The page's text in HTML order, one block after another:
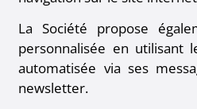
La Société propose
personnalisée en utilisant
automatisée via ses
newsletter.